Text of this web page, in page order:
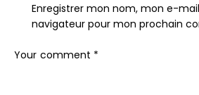
Enregistrer mon nom, mon e-
navigateur pour mon prochain